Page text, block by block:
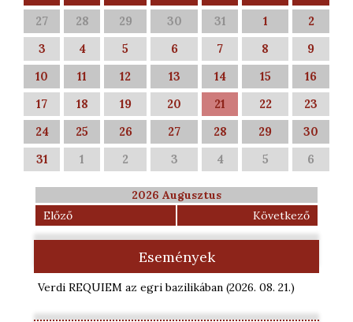
27 28 29 30 31 1
2
3
4 5 6 7 8
9
10
11 12 13 14 15
16
17
18 19 20 21 22
23
24
25 26 27 28 29
30
31
1 2 3 4 5 6
2026 Augusztus
Előző
Következő
Események
Verdi REQUIEM az egri bazilikában (2026. 08. 21.)